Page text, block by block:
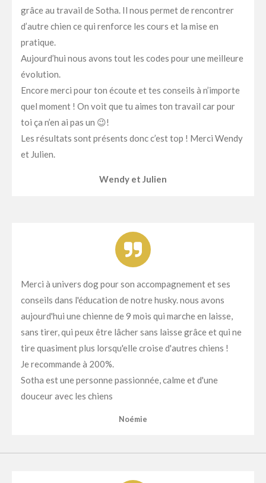
grâce au travail de Sotha. Il nous permet de rencontrer
d’autre chien ce qui renforce les cours et la mise en
pratique.
Aujourd’hui nous avons tout les codes pour une meilleure
évolution.
Encore merci pour ton écoute et tes conseils à n’importe
quel moment ! On voit que tu aimes ton travail car pour
toi ça n’en ai pas un 😉!
Les résultats sont présents donc c’est top ! Merci Wendy
et Julien.
Wendy et Julien
Merci à univers dog pour son accompagnement et ses
conseils dans l'éducation de notre husky. nous avons
aujourd'hui une chienne de 9 mois qui marche en laisse,
sans tirer, qui peux être lâcher sans laisse grâce et qui ne
tire quasiment plus lorsqu'elle croise d'autres chiens !
Je recommande à 200%.
Sotha est une personne passionnée, calme et d'une
douceur avec les chiens
Noémie